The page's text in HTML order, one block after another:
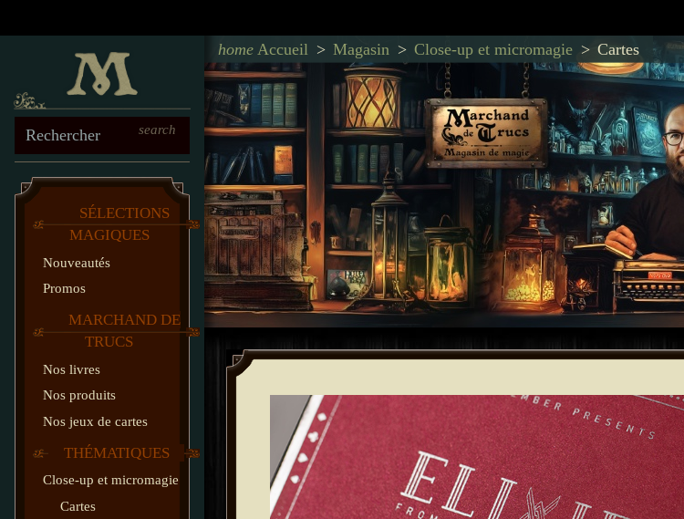
search
Rechercher
SÉLECTIONS
MAGIQUES
Nouveautés
Promos
MARCHAND DE
TRUCS
Nos livres
Nos produits
Nos jeux de cartes
THÉMATIQUES
Close-up et micromagie
Cartes
home Accueil Magasin Close-up et micromagie Cartes
Retour à l'accueil